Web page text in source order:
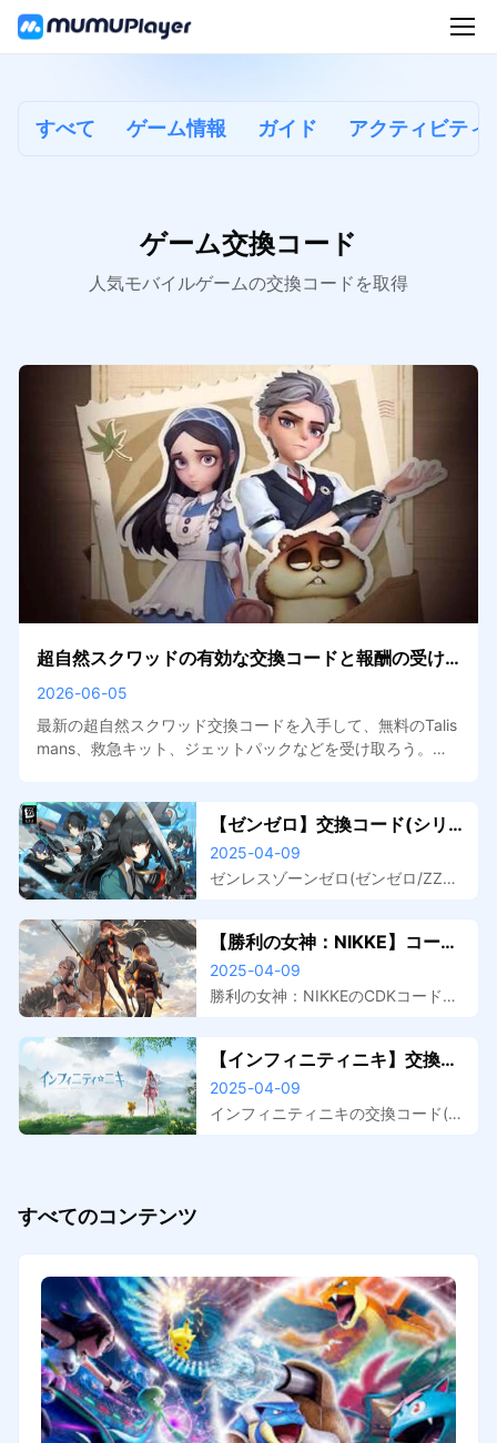
すべて ゲーム情報 ガイド アクティビティ
ゲーム交換コード
人気モバイルゲームの交換コードを取得
超自然スクワッドの有効な交換コードと報酬の受け
取り方
2026-06-05
最新の超自然スクワッド交換コードを入手して、無料のTalis
mans、救急キット、ジェットパックなどを受け取ろう。交
【ゼンゼロ】交換コード(シリ
アルコード)一覧と入力方法
2025-04-09
ゼンレスゾーンゼロ(ゼンゼロ/ZZZ)
コード(シリアルコード)一覧
【勝利の女神：NIKKE】コード
（CDK）一覧
2025-04-09
勝利の女神：NIKKEのCDKコード一
【インフィニティニキ】交換コ
ード(シリアルコード)一覧
2025-04-09
インフィニティニキの交換コード(シ
すべてのコンテンツ